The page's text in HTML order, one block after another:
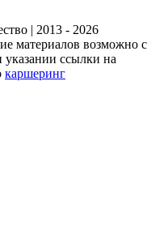
| 2013 - 2026
материалов возможно с
ссылки на
каршеринг